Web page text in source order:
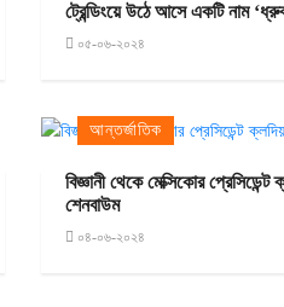
ট্রেন্ডিংয়ে উঠে আসে একটি নাম ‘ধ্রুব
০৫-০৬-২০২৪
আন্তর্জাতিক
বিজ্ঞানী থেকে মেক্সিকোর প্রেসিডেন্ট
শেনবাউম
০৪-০৬-২০২৪